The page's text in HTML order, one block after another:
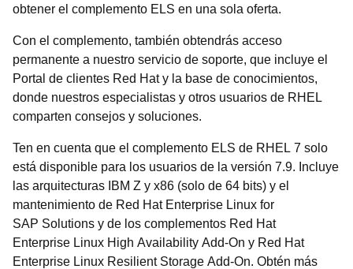
obtener el complemento ELS en una sola oferta.
Con el complemento, también obtendrás acceso
permanente a nuestro servicio de soporte, que incluye el
Portal de clientes Red Hat y la base de conocimientos,
donde nuestros especialistas y otros usuarios de RHEL
comparten consejos y soluciones.
Ten en cuenta que el complemento ELS de RHEL 7 solo
está disponible para los usuarios de la versión 7.9. Incluye
las arquitecturas IBM Z y x86 (solo de 64 bits) y el
mantenimiento de Red Hat Enterprise Linux for
SAP Solutions y de los complementos Red Hat
Enterprise Linux High Availability Add-On y Red Hat
Enterprise Linux Resilient Storage Add-On. Obtén más